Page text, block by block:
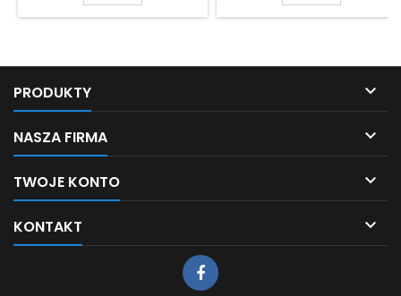
PRODUKTY 
NASZA FIRMA 
TWOJE KONTO 
KONTAKT 